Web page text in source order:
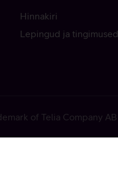
Hinnakiri
Lepingud ja tingimused
of Telia Company AB